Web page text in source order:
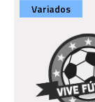
Variados